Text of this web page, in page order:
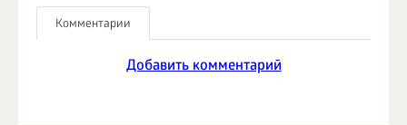
Комментарии
Добавить комментарий